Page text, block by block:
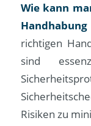
Wie kann
richtigen
sind
Risiken zu